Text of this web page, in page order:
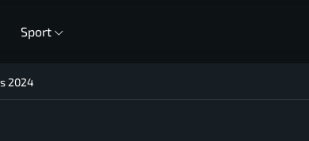
Sport
2024